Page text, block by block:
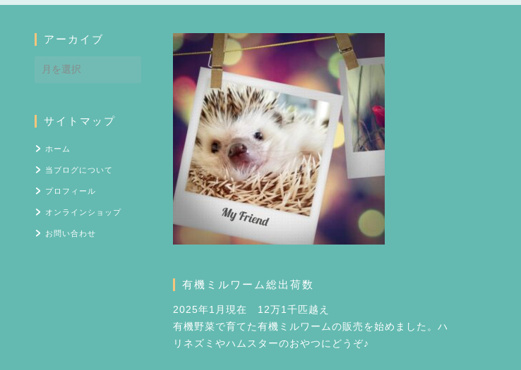
アーカイブ
ア
ー
ブサイトマップ
ホーム
当ブログについて
プロフィール
オンラインショップ
お問い合わせ
有機ミルワーム総出荷数
2025年1月現在 12万1千匹越え
有機野菜で育てた有機ミルワームの販売を始めました。ハ
リネズミやハムスターのおやつにどうぞ♪